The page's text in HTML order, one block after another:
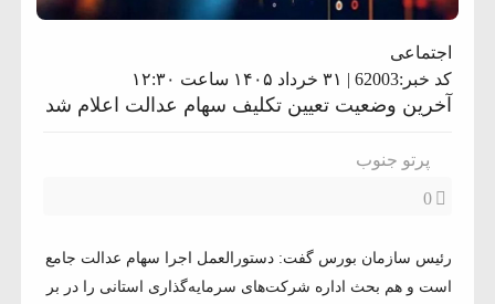
اجتماعی
کد خبر:62003 | ۳۱ خرداد ۱۴۰۵ ساعت ۱۲:۳۰
آخرین وضعیت تعیین تکلیف سهام عدالت اعلام شد
پرتو جنوب
0
رئیس سازمان بورس گفت: دستورالعمل اجرا سهام عدالت جامع
است و هم بحث اداره شرکت‌های سرمایه‌گذاری استانی را در بر